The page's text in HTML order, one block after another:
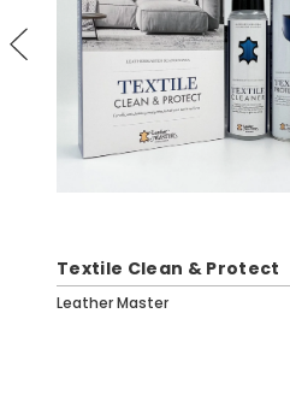
Textile Clean & Protect
Leather Master